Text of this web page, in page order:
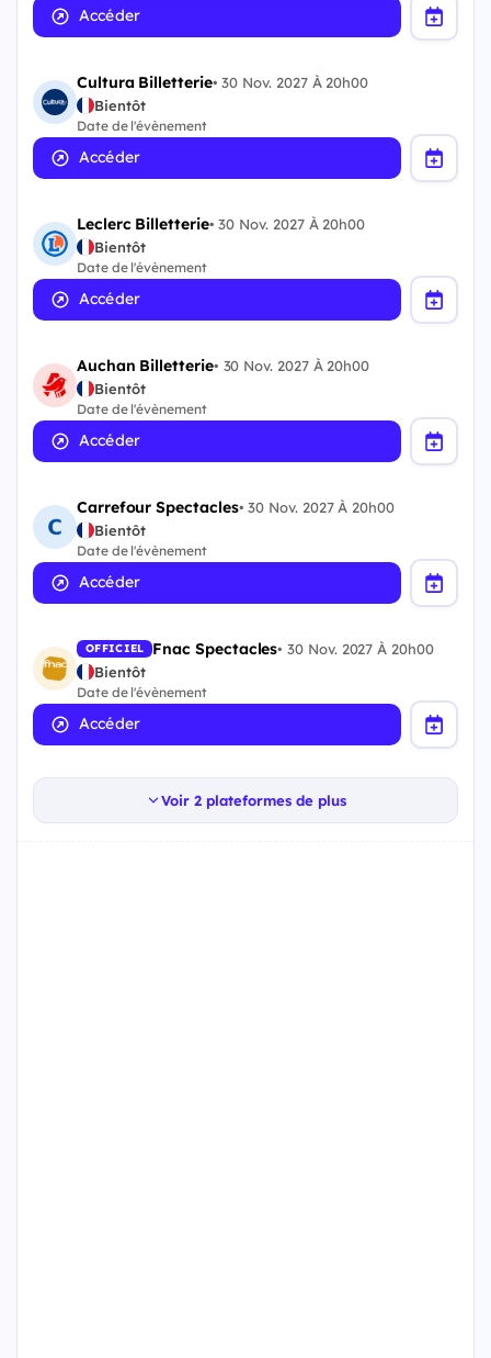
Accéder
Cultura Billetterie•30 Nov. 2027 À 20h00
Bientôt
Date de l'évènement
Accéder
Leclerc Billetterie•30 Nov. 2027 À 20h00
Bientôt
Date de l'évènement
Accéder
Auchan Billetterie• 30 Nov. 2027 À 20h00
Bientôt
Date de l'évènement
Accéder
Carrefour Spectacles•30 Nov. 2027 À 20h00
Bientôt
Date de l'évènement
Accéder
OFFICIEL Fnac Spectacles•30 Nov. 2027 À 20h00
Bientôt
Date de l'évènement
Accéder
Voir 2 plateformes de plus